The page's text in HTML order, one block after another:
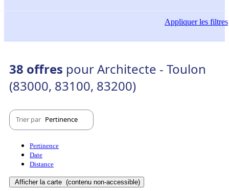
Appliquerles filtres
38 offres pour Architecte - Toulon
(83000, 83100, 83200)
Trier par Pertinence
Pertinence
Date
Distance
Afficher la carte (contenu non-accessible)